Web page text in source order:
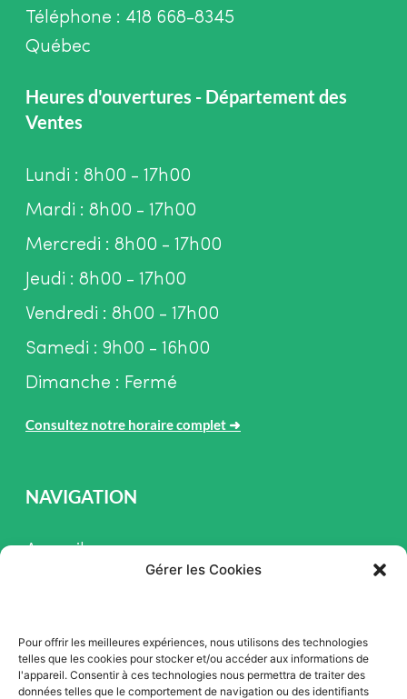
Gérer les Cookies
Pour offrir les meilleures expériences, nous utilisons des technologies
telles que les cookies pour stocker et/ou accéder aux informations de
l'appareil. Consentir à ces technologies nous permettra de traiter des
données telles que le comportement de navigation ou des identifiants
Téléphone : 418 668-8345
Québec
Heures d'ouvertures - Département des
Ventes
Lundi : 8h00 - 17h00
Mardi : 8h00 - 17h00
Mercredi : 8h00 - 17h00
Jeudi : 8h00 - 17h00
Vendredi : 8h00 - 17h00
Samedi : 9h00 - 16h00
Dimanche : Fermé
Consultez notre horaire complet ➜
NAVIGATION
Accueil
Promotion
Blogue